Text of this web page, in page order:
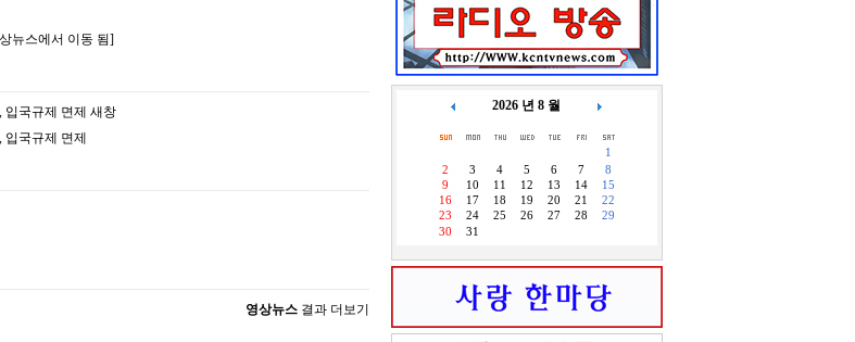
2026 년 8 월
1
2
3 4 5 6 7
8
9
10 11 12 13 14
15
16
17 18 19 20 21
22
23
24 25 26 27 28
29
30
31
뉴스에서 이동 됨]
국규제 면제 새창
국규제 면제
영상뉴스 결과 더보기